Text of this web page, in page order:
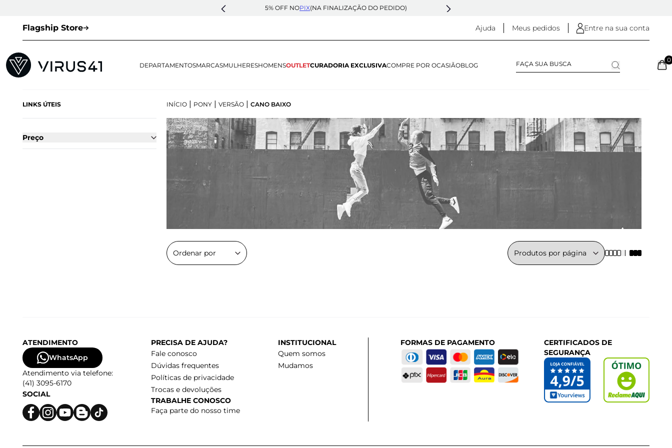
5% OFF NOPIX(NA FINALIZAÇÃO DO PEDIDO)
Flagship Store Ajuda Meus pedidos Entre na sua conta
DEPARTAMENTOSMARCASMULHERESHOMENSOUTLETCURADORIA EXCLUSIVACOMPRE POR OCASIÃOBLOG
0
LINKS ÚTEIS
Preço
INÍCIO | PONY | VERSÃO | CANO BAIXO
ATENDIMENTO
WhatsApp
Atendimento via telefone:
(41) 3095-6170
SOCIAL
PRECISA DE AJUDA?
Fale conosco
Dúvidas frequentes
Políticas de privacidade
Trocas e devoluções
TRABALHE CONOSCO
Faça parte do nosso time
INSTITUCIONAL
Quem somos
Mudamos
FORMAS DE PAGAMENTO
CERTIFICADOS DE
SEGURANÇA